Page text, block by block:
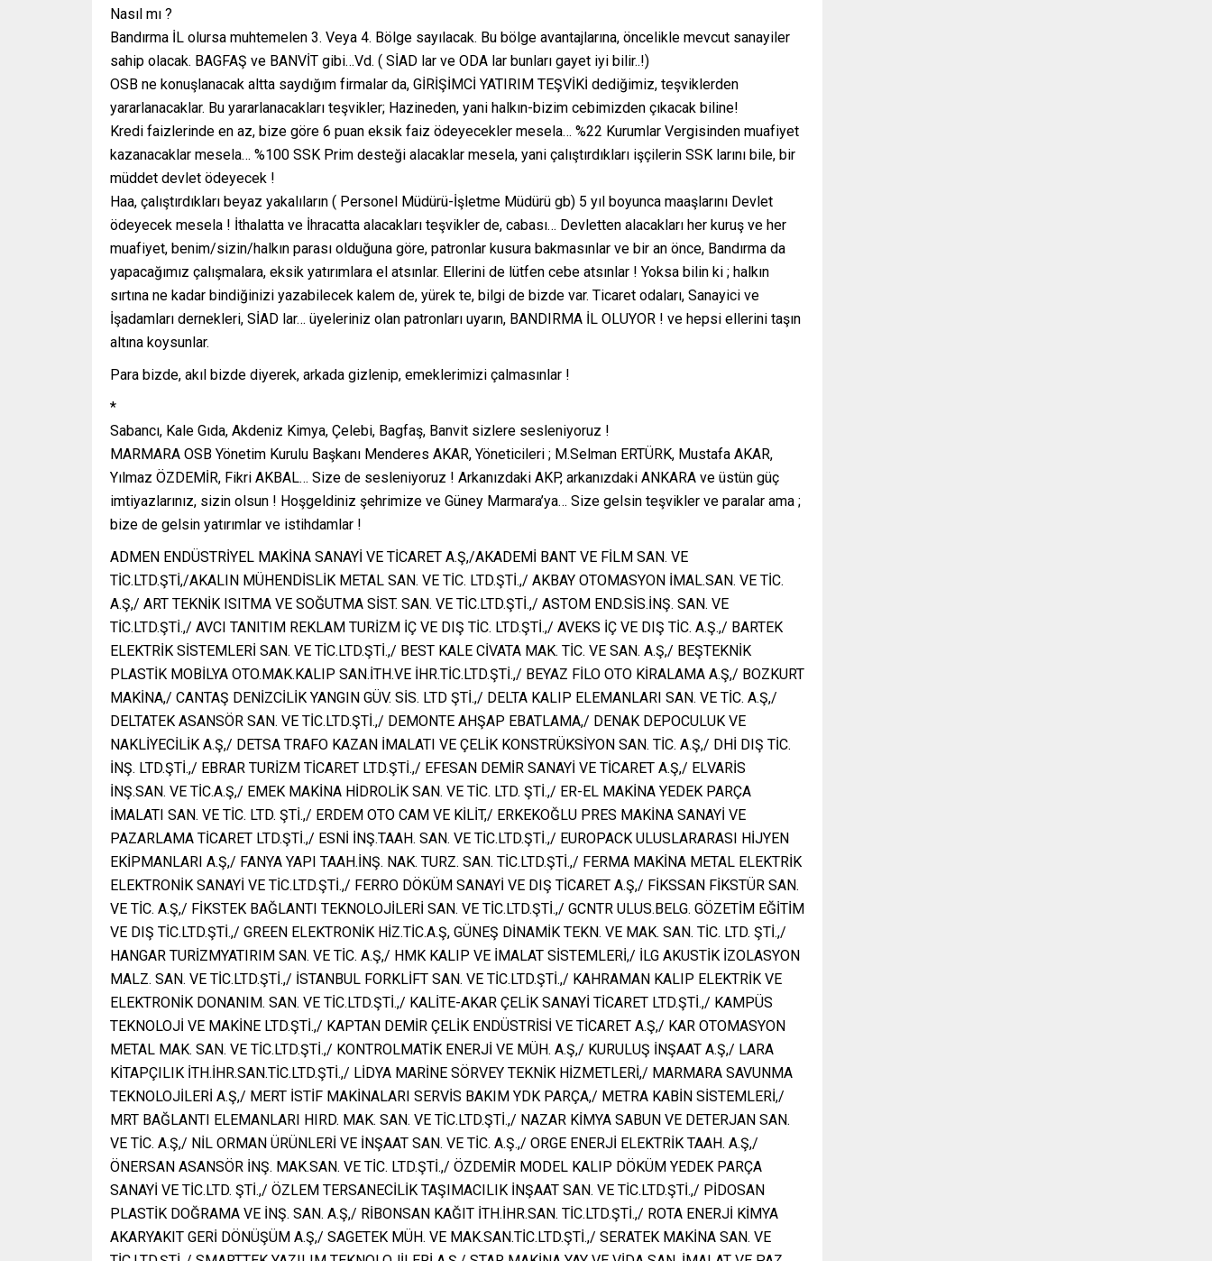
Nasıl mı ?
Bandırma İL olursa muhtemelen 3. Veya 4. Bölge sayılacak. Bu bölge avantajlarına, öncelikle mevcut sanayiler
sahip olacak. BAGFAŞ ve BANVİT gibi…Vd. ( SİAD lar ve ODA lar bunları gayet iyi bilir..!)
OSB ne konuşlanacak altta saydığım firmalar da, GİRİŞİMCİ YATIRIM TEŞVİKİ dediğimiz, teşviklerden
yararlanacaklar. Bu yararlanacakları teşvikler; Hazineden, yani halkın-bizim cebimizden çıkacak biline!
Kredi faizlerinde en az, bize göre 6 puan eksik faiz ödeyecekler mesela… %22 Kurumlar Vergisinden muafiyet
kazanacaklar mesela… %100 SSK Prim desteği alacaklar mesela, yani çalıştırdıkları işçilerin SSK larını bile, bir
müddet devlet ödeyecek !
Haa, çalıştırdıkları beyaz yakalıların ( Personel Müdürü-İşletme Müdürü gb) 5 yıl boyunca maaşlarını Devlet
ödeyecek mesela ! İthalatta ve İhracatta alacakları teşvikler de, cabası… Devletten alacakları her kuruş ve her
muafiyet, benim/sizin/halkın parası olduğuna göre, patronlar kusura bakmasınlar ve bir an önce, Bandırma da
yapacağımız çalışmalara, eksik yatırımlara el atsınlar. Ellerini de lütfen cebe atsınlar ! Yoksa bilin ki ; halkın
sırtına ne kadar bindiğinizi yazabilecek kalem de, yürek te, bilgi de bizde var. Ticaret odaları, Sanayici ve
İşadamları dernekleri, SİAD lar… üyeleriniz olan patronları uyarın, BANDIRMA İL OLUYOR ! ve hepsi ellerini taşın
altına koysunlar.
Para bizde, akıl bizde diyerek, arkada gizlenip, emeklerimizi çalmasınlar !
*
Sabancı, Kale Gıda, Akdeniz Kimya, Çelebi, Bagfaş, Banvit sizlere sesleniyoruz !
MARMARA OSB Yönetim Kurulu Başkanı Menderes AKAR, Yöneticileri ; M.Selman ERTÜRK, Mustafa AKAR,
Yılmaz ÖZDEMİR, Fikri AKBAL… Size de sesleniyoruz ! Arkanızdaki AKP, arkanızdaki ANKARA ve üstün güç
imtiyazlarınız, sizin olsun ! Hoşgeldiniz şehrimize ve Güney Marmara’ya… Size gelsin teşvikler ve paralar ama ;
bize de gelsin yatırımlar ve istihdamlar !
ADMEN ENDÜSTRİYEL MAKİNA SANAYİ VE TİCARET A.Ş,/AKADEMİ BANT VE FİLM SAN. VE
TİC.LTD.ŞTİ,/AKALIN MÜHENDİSLİK METAL SAN. VE TİC. LTD.ŞTİ.,/ AKBAY OTOMASYON İMAL.SAN. VE TİC.
A.Ş,/ ART TEKNİK ISITMA VE SOĞUTMA SİST. SAN. VE TİC.LTD.ŞTİ.,/ ASTOM END.SİS.İNŞ. SAN. VE
TİC.LTD.ŞTİ.,/ AVCI TANITIM REKLAM TURİZM İÇ VE DIŞ TİC. LTD.ŞTİ.,/ AVEKS İÇ VE DIŞ TİC. A.Ş.,/ BARTEK
ELEKTRİK SİSTEMLERİ SAN. VE TİC.LTD.ŞTİ.,/ BEST KALE CİVATA MAK. TİC. VE SAN. A.Ş,/ BEŞTEKNİK
PLASTİK MOBİLYA OTO.MAK.KALIP SAN.İTH.VE İHR.TİC.LTD.ŞTİ.,/ BEYAZ FİLO OTO KİRALAMA A.Ş,/ BOZKURT
MAKİNA,/ CANTAŞ DENİZCİLİK YANGIN GÜV. SİS. LTD ŞTİ.,/ DELTA KALIP ELEMANLARI SAN. VE TİC. A.Ş,/
DELTATEK ASANSÖR SAN. VE TİC.LTD.ŞTİ.,/ DEMONTE AHŞAP EBATLAMA,/ DENAK DEPOCULUK VE
NAKLİYECİLİK A.Ş,/ DETSA TRAFO KAZAN İMALATI VE ÇELİK KONSTRÜKSİYON SAN. TİC. A.Ş,/ DHİ DIŞ TİC.
İNŞ. LTD.ŞTİ.,/ EBRAR TURİZM TİCARET LTD.ŞTİ.,/ EFESAN DEMİR SANAYİ VE TİCARET A.Ş,/ ELVARİS
İNŞ.SAN. VE TİC.A.Ş,/ EMEK MAKİNA HİDROLİK SAN. VE TİC. LTD. ŞTİ.,/ ER-EL MAKİNA YEDEK PARÇA
İMALATI SAN. VE TİC. LTD. ŞTİ.,/ ERDEM OTO CAM VE KİLİT,/ ERKEKOĞLU PRES MAKİNA SANAYİ VE
PAZARLAMA TİCARET LTD.ŞTİ.,/ ESNİ İNŞ.TAAH. SAN. VE TİC.LTD.ŞTİ.,/ EUROPACK ULUSLARARASI HİJYEN
EKİPMANLARI A.Ş,/ FANYA YAPI TAAH.İNŞ. NAK. TURZ. SAN. TİC.LTD.ŞTİ.,/ FERMA MAKİNA METAL ELEKTRİK
ELEKTRONİK SANAYİ VE TİC.LTD.ŞTİ.,/ FERRO DÖKÜM SANAYİ VE DIŞ TİCARET A.Ş,/ FİKSSAN FİKSTÜR SAN.
VE TİC. A.Ş,/ FİKSTEK BAĞLANTI TEKNOLOJİLERİ SAN. VE TİC.LTD.ŞTİ.,/ GCNTR ULUS.BELG. GÖZETİM EĞİTİM
VE DIŞ TİC.LTD.ŞTİ.,/ GREEN ELEKTRONİK HİZ.TİC.A.Ş, GÜNEŞ DİNAMİK TEKN. VE MAK. SAN. TİC. LTD. ŞTİ.,/
HANGAR TURİZMYATIRIM SAN. VE TİC. A.Ş,/ HMK KALIP VE İMALAT SİSTEMLERİ,/ İLG AKUSTİK İZOLASYON
MALZ. SAN. VE TİC.LTD.ŞTİ.,/ İSTANBUL FORKLİFT SAN. VE TİC.LTD.ŞTİ.,/ KAHRAMAN KALIP ELEKTRİK VE
ELEKTRONİK DONANIM. SAN. VE TİC.LTD.ŞTİ.,/ KALİTE-AKAR ÇELİK SANAYİ TİCARET LTD.ŞTİ.,/ KAMPÜS
TEKNOLOJİ VE MAKİNE LTD.ŞTİ.,/ KAPTAN DEMİR ÇELİK ENDÜSTRİSİ VE TİCARET A.Ş,/ KAR OTOMASYON
METAL MAK. SAN. VE TİC.LTD.ŞTİ.,/ KONTROLMATİK ENERJİ VE MÜH. A.Ş,/ KURULUŞ İNŞAAT A.Ş,/ LARA
KİTAPÇILIK İTH.İHR.SAN.TİC.LTD.ŞTİ.,/ LİDYA MARİNE SÖRVEY TEKNİK HİZMETLERİ,/ MARMARA SAVUNMA
TEKNOLOJİLERİ A.Ş,/ MERT İSTİF MAKİNALARI SERVİS BAKIM YDK PARÇA,/ METRA KABİN SİSTEMLERİ,/
MRT BAĞLANTI ELEMANLARI HIRD. MAK. SAN. VE TİC.LTD.ŞTİ.,/ NAZAR KİMYA SABUN VE DETERJAN SAN.
VE TİC. A.Ş,/ NİL ORMAN ÜRÜNLERİ VE İNŞAAT SAN. VE TİC. A.Ş.,/ ORGE ENERJİ ELEKTRİK TAAH. A.Ş,/
ÖNERSAN ASANSÖR İNŞ. MAK.SAN. VE TİC. LTD.ŞTİ.,/ ÖZDEMİR MODEL KALIP DÖKÜM YEDEK PARÇA
SANAYİ VE TİC.LTD. ŞTİ.,/ ÖZLEM TERSANECİLİK TAŞIMACILIK İNŞAAT SAN. VE TİC.LTD.ŞTİ.,/ PİDOSAN
PLASTİK DOĞRAMA VE İNŞ. SAN. A.Ş,/ RİBONSAN KAĞIT İTH.İHR.SAN. TİC.LTD.ŞTİ.,/ ROTA ENERJİ KİMYA
AKARYAKIT GERİ DÖNÜŞÜM A.Ş,/ SAGETEK MÜH. VE MAK.SAN.TİC.LTD.ŞTİ.,/ SERATEK MAKİNA SAN. VE